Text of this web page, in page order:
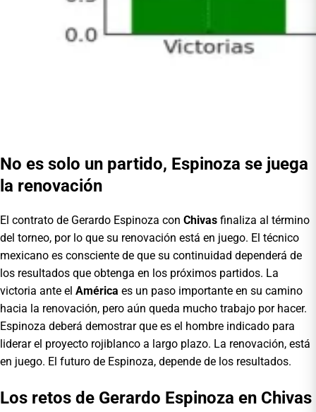
No es solo un partido, Espinoza se juega
la renovación
El contrato de Gerardo Espinoza con Chivas finaliza al término
del torneo, por lo que su renovación está en juego. El técnico
mexicano es consciente de que su continuidad dependerá de
los resultados que obtenga en los próximos partidos. La
victoria ante el América es un paso importante en su camino
hacia la renovación, pero aún queda mucho trabajo por hacer.
Espinoza deberá demostrar que es el hombre indicado para
liderar el proyecto rojiblanco a largo plazo. La renovación, está
en juego. El futuro de Espinoza, depende de los resultados.
Los retos de Gerardo Espinoza en Chivas